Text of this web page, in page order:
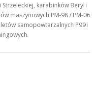
karabinków Beryl i
maszynowych PM-98 / PM-06
samopowtarzalnych P99 i